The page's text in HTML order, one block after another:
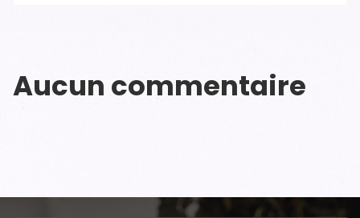
Aucun commentaire